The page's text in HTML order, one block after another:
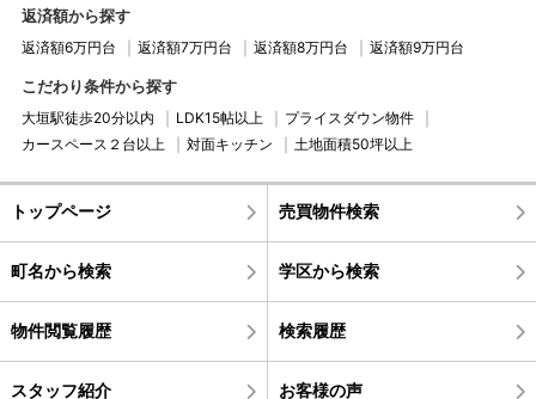
返済額から探す
返済額6万円台 返済額7万円台 返済額8万円台 返済額9万円台
こだわり条件から探す
大垣駅徒歩20分以内 LDK15帖以上
プライスダウン物件
カースペース２台以上
対面キッチン 土地面積50坪以上
トップページ 売買物件検索
町名から検索 学区から検索
物件閲覧履歴 検索履歴
スタッフ紹介 お客様の声